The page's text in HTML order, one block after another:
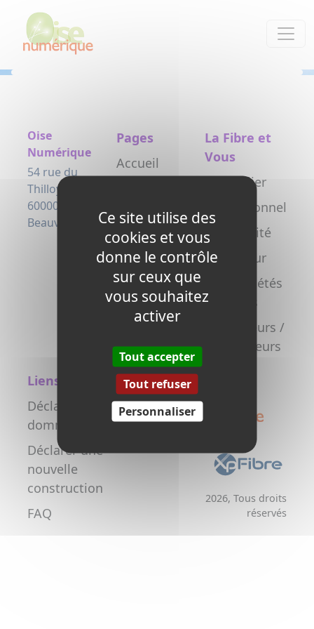
Oise
Numérique
54 rue du
Thilloy
60000
Beauvais
Pages
Accueil
Testez
votre
éligibilité
Actualités
L’arrivée de
la fibre
La Fibre et
Vous
Particulier
Professionnel
Collectivité
Opérateur
Copropriétés
/ syndics
Promoteurs /
Aménageurs
Liens utiles
Déclarer un
dommage réseau
Déclarer une
nouvelle
construction
FAQ
2026, Tous droits
réservés
Panneau de gestion des cookies
Ce site utilise des
cookies et vous
donne le contrôle
sur ceux que
vous souhaitez
activer
Tout accepter
Tout refuser
Personnaliser